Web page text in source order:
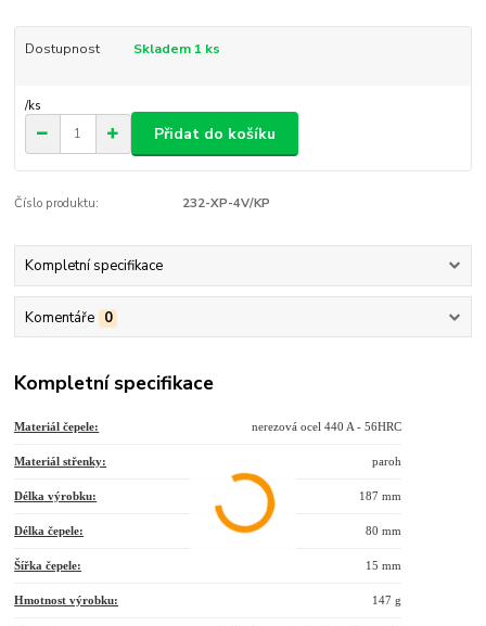
Dostupnost Skladem 1 ks
/ks
Přidat do košíku
Číslo produktu: 232-XP-4V/KP
Kompletní specifikace
Komentáře 0
Kompletní specifikace
Materiál čepele: nerezová ocel 440 A - 56HRC
Materiál střenky: paroh
Délka výrobku: 187 mm
Délka čepele: 80 mm
Šířka čepele: 15 mm
Hmotnost výrobku: 147 g